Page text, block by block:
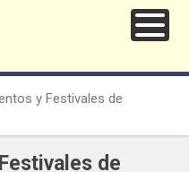
y Festivales de
de